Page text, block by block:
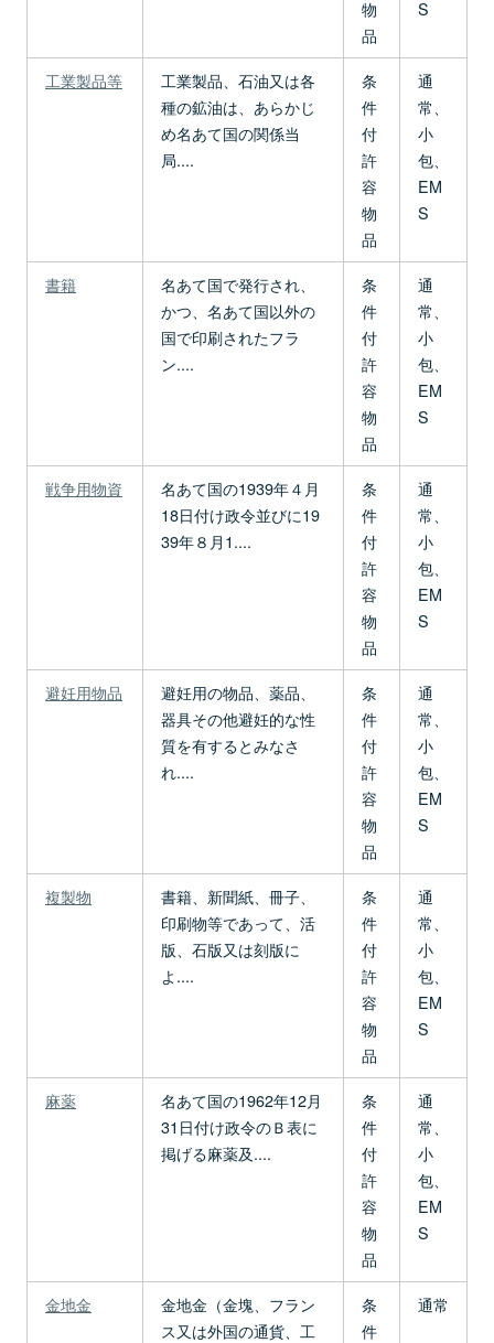
物
品
S
工業製品等
工業製品、石油又は各
種の鉱油は、あらかじ
め名あて国の関係当
局....
条
件
付
許
容
物
品
通
常、
小
包、
EM
S
書籍
名あて国で発行され、
かつ、名あて国以外の
国で印刷されたフラ
ン....
条
件
付
許
容
物
品
通
常、
小
包、
EM
S
戦争用物資
名あて国の1939年４月
18日付け政令並びに19
39年８月1....
条
件
付
許
容
物
品
通
常、
小
包、
EM
S
避妊用物品
避妊用の物品、薬品、
器具その他避妊的な性
質を有するとみなさ
れ....
条
件
付
許
容
物
品
通
常、
小
包、
EM
S
複製物
書籍、新聞紙、冊子、
印刷物等であって、活
版、石版又は刻版に
よ....
条
件
付
許
容
物
品
通
常、
小
包、
EM
S
麻薬
名あて国の1962年12月
31日付け政令のＢ表に
掲げる麻薬及....
条
件
付
許
容
物
品
通
常、
小
包、
EM
S
金地金
金地金（金塊、フラン
ス又は外国の通貨、工
条
件
通常